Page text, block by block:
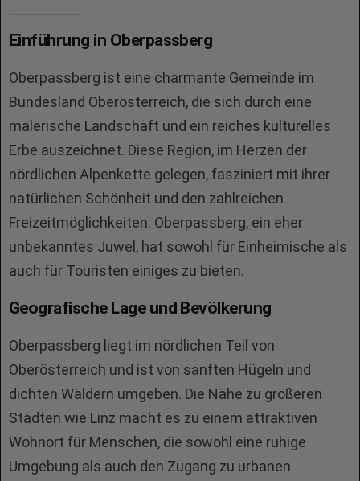
Einführung in Oberpassberg
Oberpassberg ist eine charmante Gemeinde im
Bundesland Oberösterreich, die sich durch eine
malerische Landschaft und ein reiches kulturelles
Erbe auszeichnet. Diese Region, im Herzen der
nördlichen Alpenkette gelegen, fasziniert mit ihrer
natürlichen Schönheit und den zahlreichen
Freizeitmöglichkeiten. Oberpassberg, ein eher
unbekanntes Juwel, hat sowohl für Einheimische als
auch für Touristen einiges zu bieten.
Geografische Lage und Bevölkerung
Oberpassberg liegt im nördlichen Teil von
Oberösterreich und ist von sanften Hügeln und
dichten Wäldern umgeben. Die Nähe zu größeren
Städten wie Linz macht es zu einem attraktiven
Wohnort für Menschen, die sowohl eine ruhige
Umgebung als auch den Zugang zu urbanen